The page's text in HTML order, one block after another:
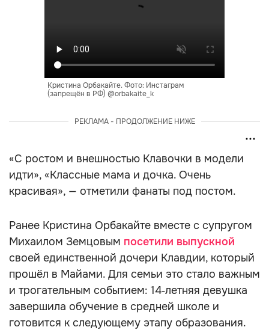
Кристина Орбакайте. Фото: Инстаграм
(запрещён в РФ) @orbakaite_k
РЕКЛАМА - ПРОДОЛЖЕНИЕ НИЖЕ
«С ростом и внешностью Клавочки в модели
идти», «Классные мама и дочка. Очень
красивая», — отметили фанаты под постом.
Ранее Кристина Орбакайте вместе с супругом
Михаилом Земцовым посетили выпускной
своей единственной дочери Клавдии, который
прошёл в Майами. Для семьи это стало важным
и трогательным событием: 14‑летняя девушка
завершила обучение в средней школе и
готовится к следующему этапу образования.